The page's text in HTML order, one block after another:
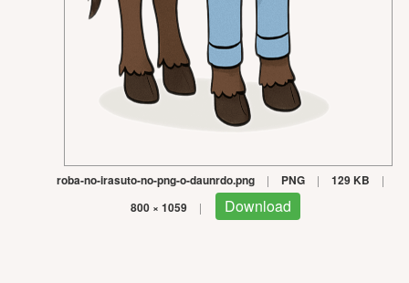
roba-no-irasuto-no-png-o-daunrdo.png | PNG | 129 KB |
800 × 1059 | Download